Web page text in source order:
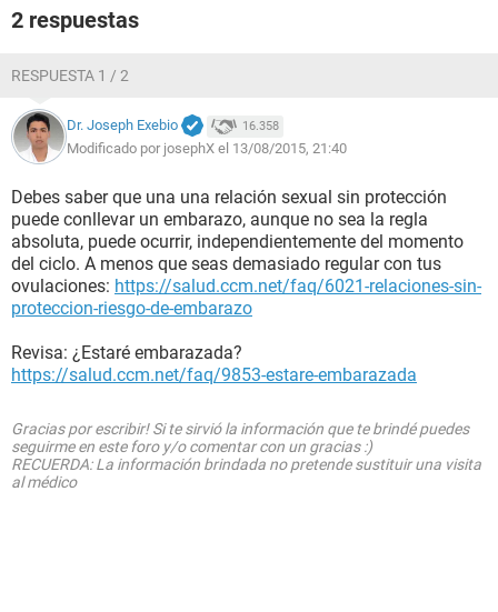
2 respuestas
RESPUESTA 1 / 2
Dr. Joseph Exebio 16.358
Modificado por josephX el 13/08/2015, 21:40
Debes saber que una una relación sexual sin protección
puede conllevar un embarazo, aunque no sea la regla
absoluta, puede ocurrir, independientemente del momento
del ciclo. A menos que seas demasiado regular con tus
ovulaciones: https://salud.ccm.net/faq/6021-relaciones-sin-
proteccion-riesgo-de-embarazo
Revisa: ¿Estaré embarazada?
https://salud.ccm.net/faq/9853-estare-embarazada
Gracias por escribir! Si te sirvió la información que te brindé puedes
seguirme en este foro y/o comentar con un gracias :)
RECUERDA: La información brindada no pretende sustituir una visita
al médico